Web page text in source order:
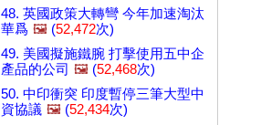
48. 英國政策大轉彎 今年加速淘汰
華爲 🖼️ (52,472次)
49. 美國擬施鐵腕 打擊使用五中企
產品的公司 🖼️ (52,468次)
50. 中印衝突 印度暫停三筆大型中
資協議 🖼️ (52,434次)